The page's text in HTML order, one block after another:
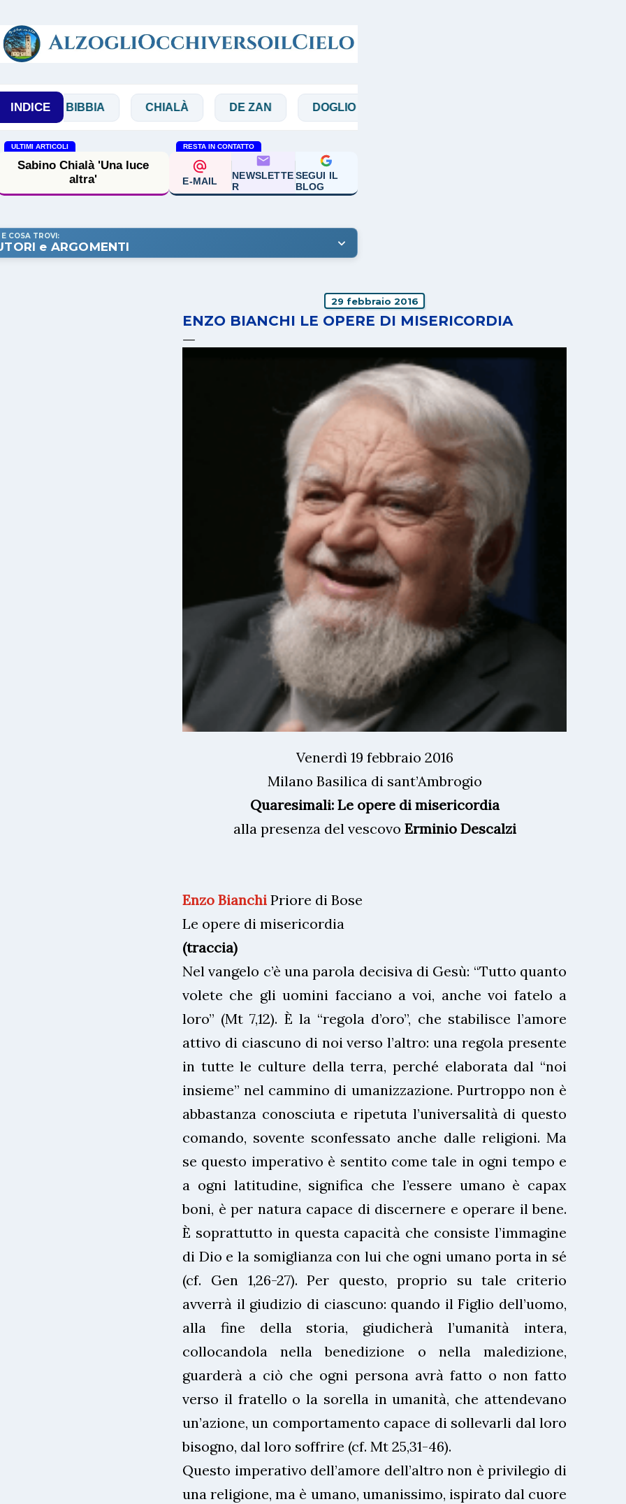
INDICE
BIBBIA CHIALÀ DE ZAN DOGLIO
ULTIMI ARTICOLI
Sabino Chialà 'Una luce
altra'
RESTA IN CONTATTO
E-MAIL
NEWSLETTE
R
SEGUI IL
BLOG
E COSA TROVI:
e ARGOMENTI
29 febbraio 2016
ENZO BIANCHI LE OPERE DI MISERICORDIA
Venerdì 19 febbraio 2016
Milano Basilica di sant’Ambrogio
Quaresimali: Le opere di misericordia
alla presenza del vescovo Erminio Descalzi
Enzo Bianchi Priore di Bose
Le opere di misericordia
(traccia)
Nel vangelo c’è una parola decisiva di Gesù: “Tutto quanto
volete che gli uomini facciano a voi, anche voi fatelo a
loro” (Mt 7,12). È la “regola d’oro”, che stabilisce l’amore
attivo di ciascuno di noi verso l’altro: una regola presente
in tutte le culture della terra, perché elaborata dal “noi
insieme” nel cammino di umanizzazione. Purtroppo non è
abbastanza conosciuta e ripetuta l’universalità di questo
comando, sovente sconfessato anche dalle religioni. Ma
se questo imperativo è sentito come tale in ogni tempo e
a ogni latitudine, significa che l’essere umano è capax
boni, è per natura capace di discernere e operare il bene.
È soprattutto in questa capacità che consiste l’immagine
di Dio e la somiglianza con lui che ogni umano porta in sé
(cf. Gen 1,26-27). Per questo, proprio su tale criterio
avverrà il giudizio di ciascuno: quando il Figlio dell’uomo,
alla fine della storia, giudicherà l’umanità intera,
collocandola nella benedizione o nella maledizione,
guarderà a ciò che ogni persona avrà fatto o non fatto
verso il fratello o la sorella in umanità, che attendevano
un’azione, un comportamento capace di sollevarli dal loro
bisogno, dal loro soffrire (cf. Mt 25,31-46).
Questo imperativo dell’amore dell’altro non è privilegio di
una religione, ma è umano, umanissimo, ispirato dal cuore